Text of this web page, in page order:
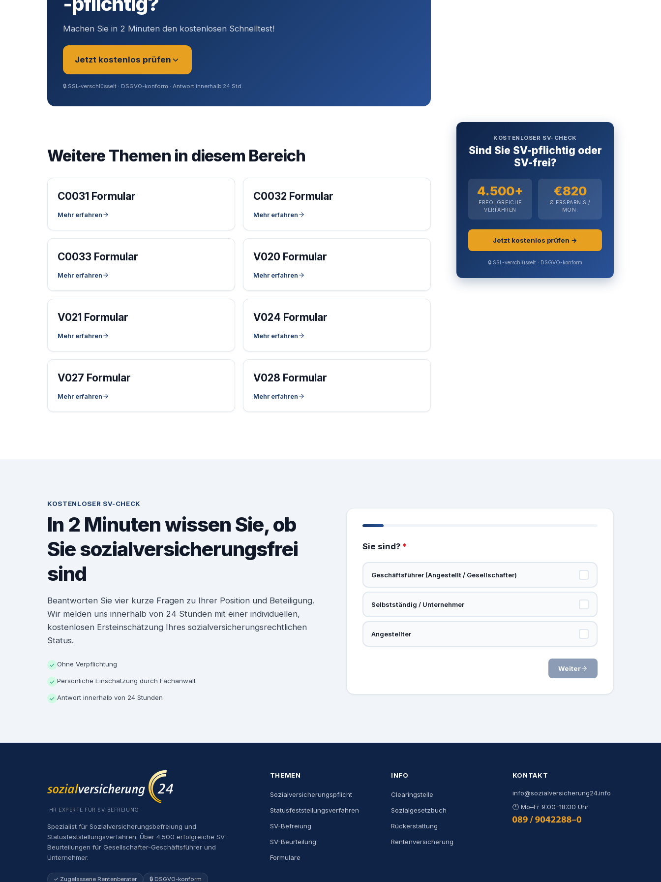
Machen Sie in 2 Minuten den kostenlosen Schnelltest!
Jetzt kostenlos prüfen
Geschäftsführer (Angestellt / Gesellschafter)
Angestellter
🔒 SSL-verschlüsselt · DSGVO-konform · Antwort innerhalb 24 Std.
Weitere Themen in diesem Bereich
C0031 Formular
Mehr erfahren
C0032 Formular
Mehr erfahren
C0033 Formular
Mehr erfahren
V020 Formular
Mehr erfahren
V021 Formular
Mehr erfahren
V024 Formular
Mehr erfahren
V027 Formular
Mehr erfahren
V028 Formular
Mehr erfahren
KOSTENLOSER SV-CHECK
Sind Sie SV-pflichtig oder
SV-frei?
4.500+
ERFOLGREICHE
VERFAHREN
€820
Ø ERSPARNIS /
MON.
Jetzt kostenlos prüfen →
🔒 SSL-verschlüsselt · DSGVO-konform
KOSTENLOSER SV-CHECK
In 2 Minuten wissen Sie, ob
Sie sozialversicherungsfrei
sind
Beantworten Sie vier kurze Fragen zu Ihrer Position und Beteiligung.
Wir melden uns innerhalb von 24 Stunden mit einer individuellen,
kostenlosen Ersteinschätzung Ihres sozialversicherungsrechtlichen
Status.
✓ Ohne Verpflichtung
✓ Persönliche Einschätzung durch Fachanwalt
✓ Antwort innerhalb von 24 Stunden
Sie sind? *
Geschäftsführer (Angestellt / Gesellschafter)
Selbstständig / Unternehmer
Angestellter
Weiter
IHR EXPERTE FÜR SV-BEFREIUNG
Spezialist für Sozialversicherungsbefreiung und
Statusfeststellungsverfahren. Über 4.500 erfolgreiche SV-
Beurteilungen für Gesellschafter-Geschäftsführer und
Unternehmer.
✓ Zugelassene Rentenberater 🔒 DSGVO-konform
THEMEN
Sozialversicherungspflicht
Statusfeststellungsverfahren
SV-Befreiung
SV-Beurteilung
Formulare
INFO
Clearingstelle
Sozialgesetzbuch
Rückerstattung
Rentenversicherung
KONTAKT
info@sozialversicherung24.info
🕐 Mo–Fr 9:00–18:00 Uhr